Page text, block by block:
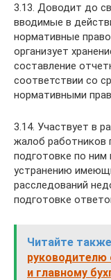
3.13. Доводит до
вводимые в
нормативные
организует
составление
соответствии со
нормативными
3.14. Участвует в
жалоб работников
подготовке по
устранению
расследований
подготовке
Читайте
руководителю
и главному